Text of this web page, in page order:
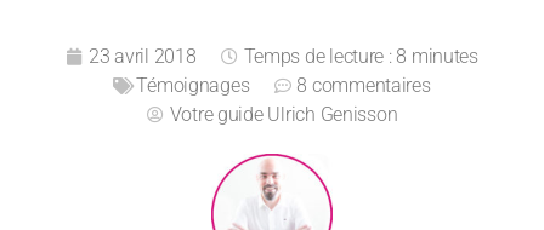
23 avril 2018
Temps de lecture : 8 minutes
Témoignages
8 commentaires
Votre guideUlrich Genisson